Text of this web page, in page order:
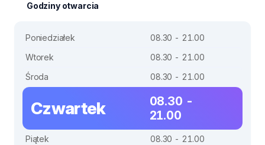
Godziny otwarcia
Poniedziałek
08.30 - 21.00
Wtorek
08.30 - 21.00
Środa
08.30 - 21.00
Czwartek
08.30 -
21.00
Piątek
08.30 - 21.00